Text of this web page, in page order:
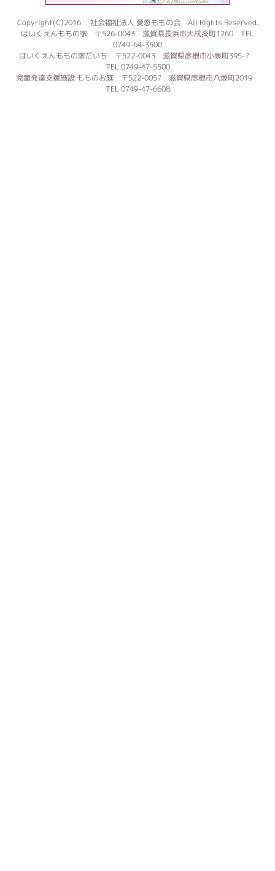
Copyright(C)2016 社会福祉法人 愛悠ももの会 All Rights Reserved.
ほいくえんももの家 〒526-0043 滋賀県長浜市大戌亥町1260 TEL
0749-64-3500
ほいくえんももの家だいち 〒522-0043 滋賀県彦根市小泉町395-7
TEL 0749-47-5500
児童発達支援施設 もものお庭 〒522-0057 滋賀県彦根市八坂町2019
TEL 0749-47-6608